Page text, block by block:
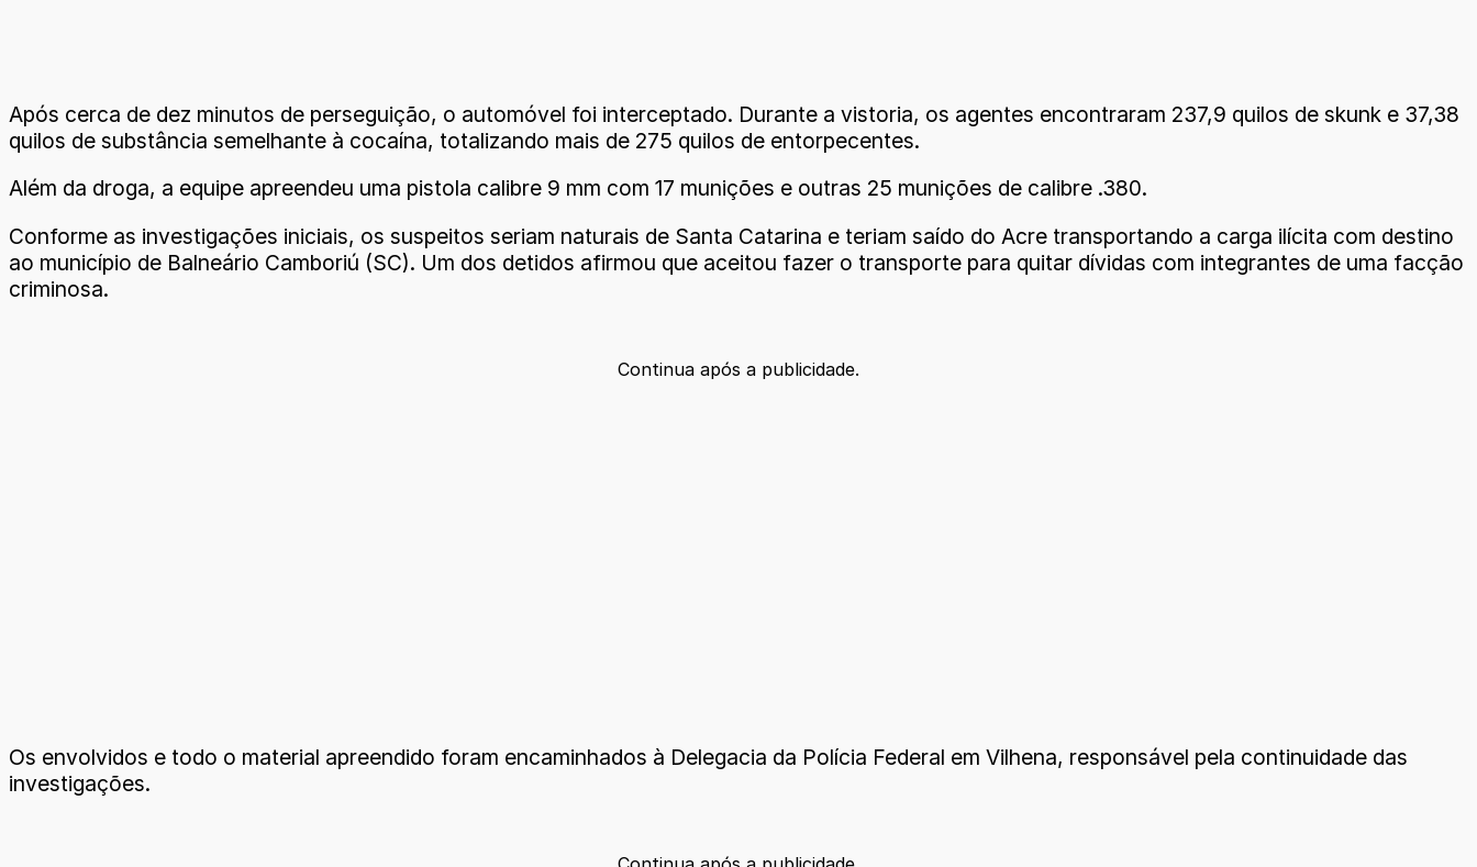
Após cerca de dez minutos de perseguição, o automóvel foi interceptado. Durante a vistoria, os agentes encontraram 237,9 quilos de skunk e 37,38
quilos de substância semelhante à cocaína, totalizando mais de 275 quilos de entorpecentes.
Além da droga, a equipe apreendeu uma pistola calibre 9 mm com 17 munições e outras 25 munições de calibre .380.
Conforme as investigações iniciais, os suspeitos seriam naturais de Santa Catarina e teriam saído do Acre transportando a carga ilícita com destino
ao município de Balneário Camboriú (SC). Um dos detidos afirmou que aceitou fazer o transporte para quitar dívidas com integrantes de uma facção
criminosa.
Continua após a publicidade.
Os envolvidos e todo o material apreendido foram encaminhados à Delegacia da Polícia Federal em Vilhena, responsável pela continuidade das
investigações.